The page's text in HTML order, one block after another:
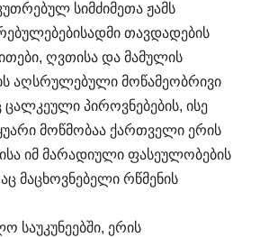
სიმძიმეთა ჟამს
თავდადების
ღვთისა და მამულის
აღსრულებული მოწამეობრივი
პიროვნებების, ისე
მოწმობაა ქართველი ერის
იმ მარადიული ფასეულობების
მაცხოვნებელი რწმენის
საუკუნეებში, ერის